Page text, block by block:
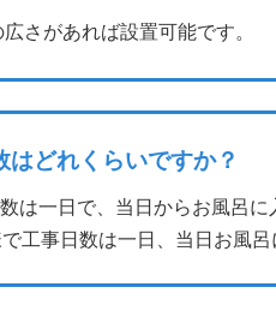
さがあれば設置可能です。
はどれくらいですか？
は一日で、当日からお風呂に
工事日数は一日、当日お風呂